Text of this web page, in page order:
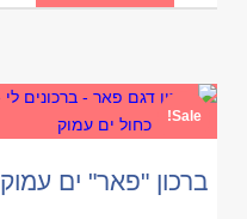
Sale!
ברכון "פאר" ים עמוק